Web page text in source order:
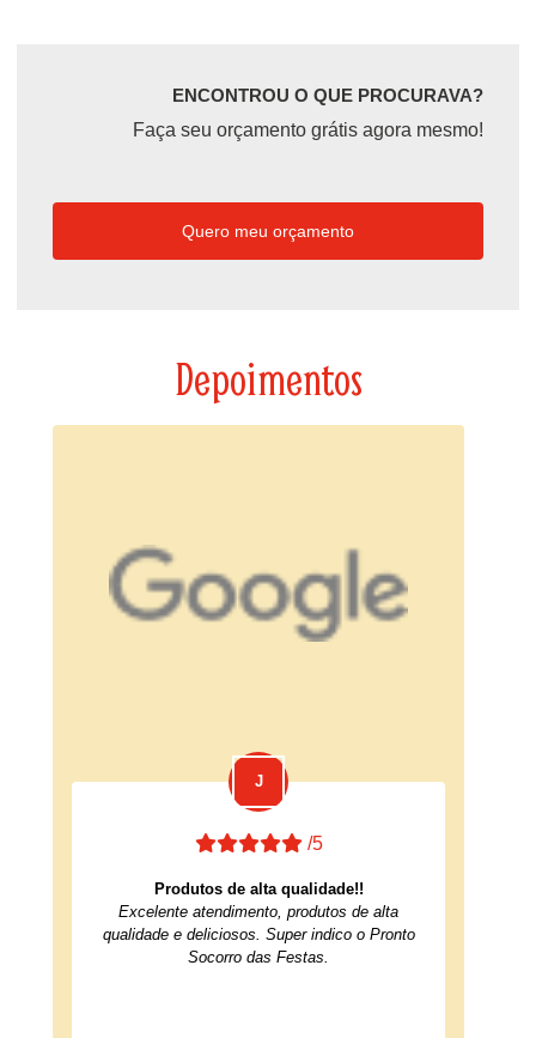
ENCONTROU O QUE PROCURAVA?
Faça seu orçamento grátis agora mesmo!
Quero meu orçamento
Depoimentos
/5
Produtos de alta qualidade!!
Excelente atendimento, produtos de alta
qualidade e deliciosos. Super indico o Pronto
Socorro das Festas.